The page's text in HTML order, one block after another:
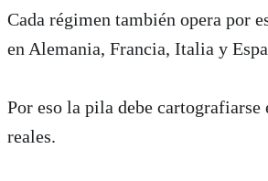
Cada régimen también opera por
en Alemania, Francia, Italia y
Por eso la pila debe
reales.